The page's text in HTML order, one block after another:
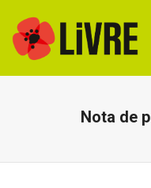
Nota de